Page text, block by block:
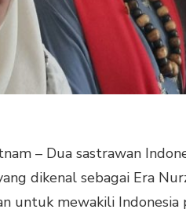
– Dua sastrawan
dikenal sebagai Era
untuk mewakili Indonesia